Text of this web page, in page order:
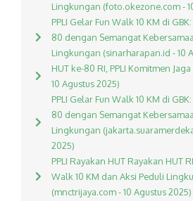
Lingkungan (foto.okezone.com -
PPLI Gelar Fun Walk 10 KM di
80 dengan Semangat
Lingkungan (sinarharapan.id - 10
HUT ke-80 RI, PPLI Komitmen
10 Agustus 2025)
PPLI Gelar Fun Walk 10 KM di
80 dengan Semangat
Lingkungan
2025)
PPLI Rayakan HUT Rayakan HUT
Walk 10 KM dan Aksi Peduli
(mnctrijaya.com - 10 Agustus 2025)